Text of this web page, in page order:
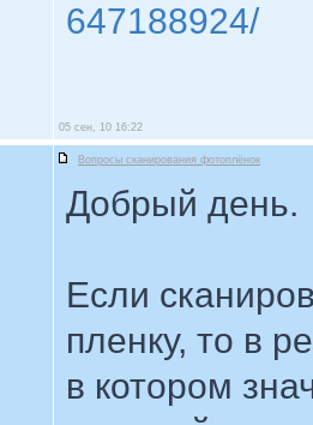
647188924/
05 сен, 10 16:22
Вопросы сканирования фотоплёнок
Добрый день.
Если
пленку, то в
в котором